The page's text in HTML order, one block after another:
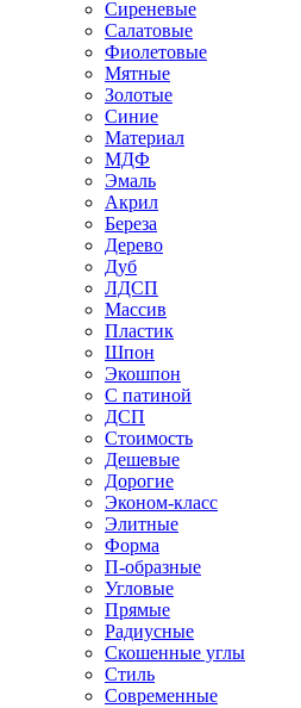
Сиреневые
Салатовые
Фиолетовые
Мятные
Золотые
Синие
Материал
МДФ
Эмаль
Акрил
Береза
Дерево
Дуб
ЛДСП
Массив
Пластик
Шпон
Экошпон
С патиной
ДСП
Стоимость
Дешевые
Дорогие
Эконом-класс
Элитные
Форма
П-образные
Угловые
Прямые
Радиусные
Скошенные углы
Стиль
Современные